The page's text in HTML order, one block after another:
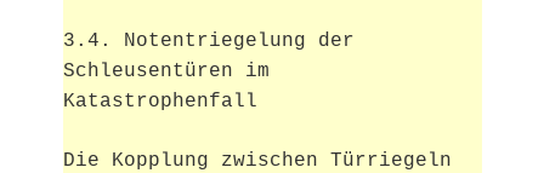
3.4. Notentriegelung der
Schleusentüren im
Katastrophenfall
Die Kopplung zwischen Türriegeln